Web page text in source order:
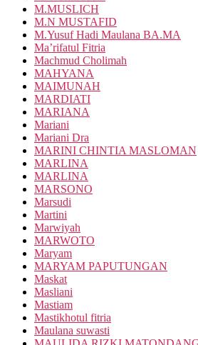
M.MUSLICH
M.N MUSTAFID
M.Yusuf Hadi Maulana BA.MA
Ma’rifatul Fitria
Machmud Cholimah
MAHYANA
MAIMUNAH
MARDIATI
MARIANA
Mariani
Mariani Dra
MARINI CHINTIA MASLOMAN
MARLINA
MARLINA
MARSONO
Marsudi
Martini
Marwiyah
MARWOTO
Maryam
MARYAM PAPUTUNGAN
Maskat
Masliani
Mastiam
Mastikhotul fitria
Maulana suwasti